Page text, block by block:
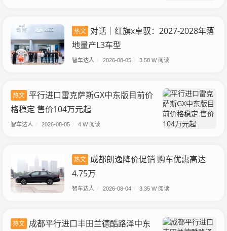
热文 对话｜红旗x卓驭：2027-2028年落
地量产L3车型
智车达人 2026-08-05 3.58 W 阅读
热文 平行进口雷克萨斯GX中东版目前价
格稳定 售价104万元起
智车达人 2026-08-05 4 W 阅读
热文 成都朗逸降价促销 购车优惠高达
4.75万
智车达人 2026-08-04 3.35 W 阅读
热文 成都平行进口丰田兰德酷路泽中东